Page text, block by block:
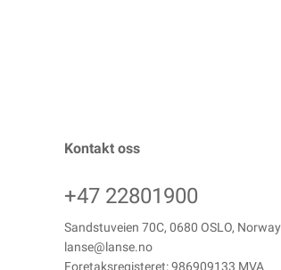
Kontakt oss
+47 22801900
Sandstuveien 70C, 0680 OSLO, Norway
lanse@lanse.no
Foretaksregisteret: 986909133 MVA